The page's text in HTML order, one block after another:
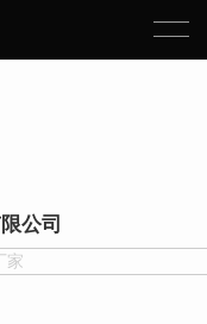
公司
家